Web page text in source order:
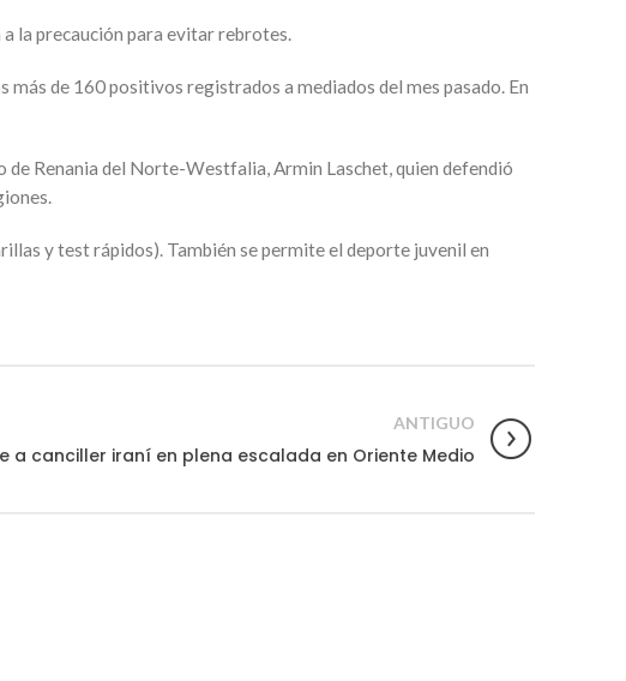
la precaución para evitar rebrotes.
de 160 positivos registrados a mediados del mes pasado. En
de Renania del Norte-Westfalia, Armin Laschet, quien defendió
y test rápidos). También se permite el deporte juvenil en
ANTIGUO
a canciller iraní en plena escalada en Oriente Medio